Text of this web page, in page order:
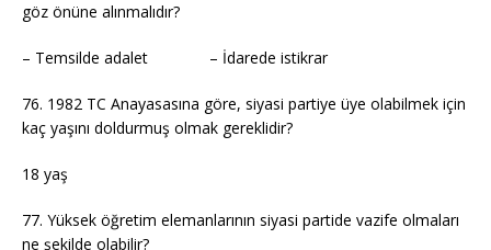
göz önüne alınmalıdır?
– Temsilde adalet – İdarede istikrar
76. 1982 TC Anayasasına göre, siyasi partiye üye olabilmek için
kaç yaşını doldurmuş olmak gereklidir?
18 yaş
77. Yüksek öğretim elemanlarının siyasi partide vazife olmaları
ne şekilde olabilir?